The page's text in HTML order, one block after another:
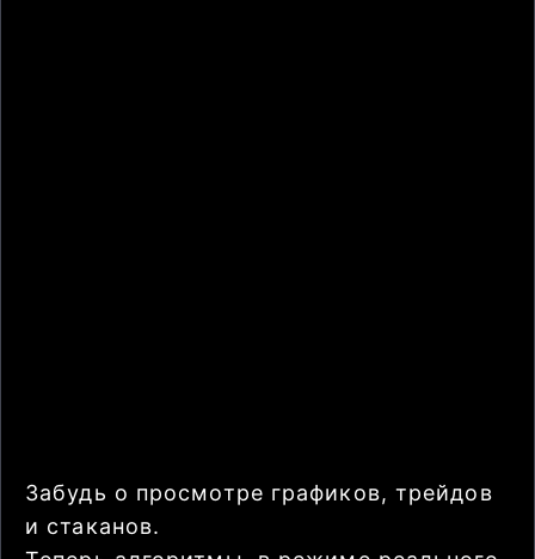
Забудь о просмотре графиков, трейдов
и стаканов.